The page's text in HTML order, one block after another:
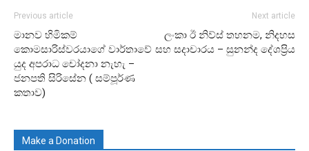
Previous article
මානව හිමිකම්
කොමසාරිස්වරයාගේ වාර්තාවේ
යුද අපරාධ චෝදනා නැහැ –
ජනපති සිරිසේන ( සම්පූර්ණ
කතාව)
Next article
ලංකා ඊ නිව්ස් තහනම, නිදහස
සහ සදාචාරය – සුනන්ද දේශප්‍රිය
Make a Donation